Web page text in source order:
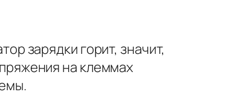
зарядки горит, значит,
на клеммах